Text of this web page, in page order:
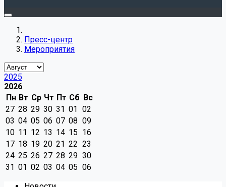
Пресс-центр
Мероприятия
2025
2026
Пн Вт Ср Чт Пт Сб Вс
27 28 29 30 31 01 02
03 04 05 06 07 08 09
10 11 12 13 14 15 16
17 18 19 20 21 22 23
24 25 26 27 28 29 30
31 01 02 03 04 05 06